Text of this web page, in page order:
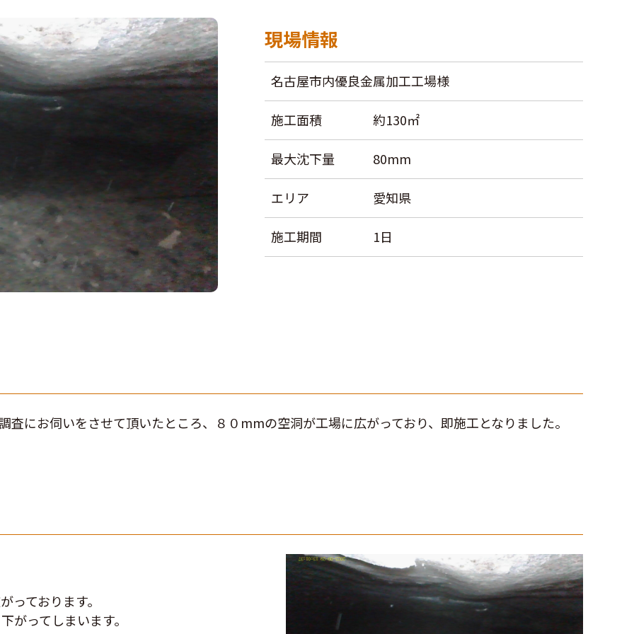
現場情報
名古屋市内優良金属加工工場様
施工面積 約130㎡
最大沈下量 80mm
エリア 愛知県
施工期間 1日
査にお伺いをさせて頂いたところ、８０mmの空洞が工場に広がっており、即施工となりました。
っております。
がってしまいます。